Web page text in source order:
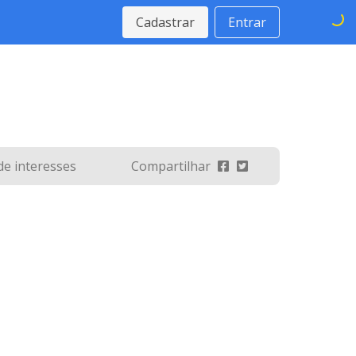
Cadastrar Entrar
interesses Compartilhar